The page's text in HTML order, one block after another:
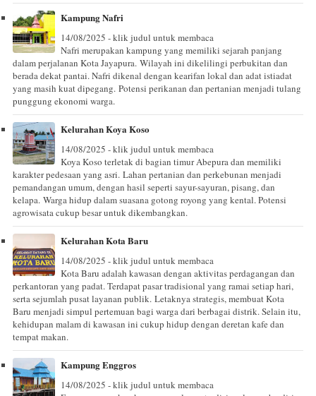
Kampung Nafri
14/08/2025 - klik judul untuk membaca
Nafri merupakan kampung yang memiliki sejarah panjang
dalam perjalanan Kota Jayapura. Wilayah ini dikelilingi perbukitan dan
berada dekat pantai. Nafri dikenal dengan kearifan lokal dan adat istiadat
yang masih kuat dipegang. Potensi perikanan dan pertanian menjadi tulang
punggung ekonomi warga.
Kelurahan Koya Koso
14/08/2025 - klik judul untuk membaca
Koya Koso terletak di bagian timur Abepura dan memiliki
karakter pedesaan yang asri. Lahan pertanian dan perkebunan menjadi
pemandangan umum, dengan hasil seperti sayur-sayuran, pisang, dan
kelapa. Warga hidup dalam suasana gotong royong yang kental. Potensi
agrowisata cukup besar untuk dikembangkan.
Kelurahan Kota Baru
14/08/2025 - klik judul untuk membaca
Kota Baru adalah kawasan dengan aktivitas perdagangan dan
perkantoran yang padat. Terdapat pasar tradisional yang ramai setiap hari,
serta sejumlah pusat layanan publik. Letaknya strategis, membuat Kota
Baru menjadi simpul pertemuan bagi warga dari berbagai distrik. Selain itu,
kehidupan malam di kawasan ini cukup hidup dengan deretan kafe dan
tempat makan.
Kampung Enggros
14/08/2025 - klik judul untuk membaca